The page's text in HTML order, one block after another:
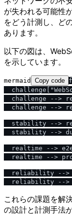
が失われる可能性
をどう計測し、ど
あります。
以下の図は、
を示しています。
mermaid Copy code
challenge -->
challenge -->
stability -->
stability -->
realtime -->
realtime -->
reliability -->
これらの課題を解
の設計と計測手法